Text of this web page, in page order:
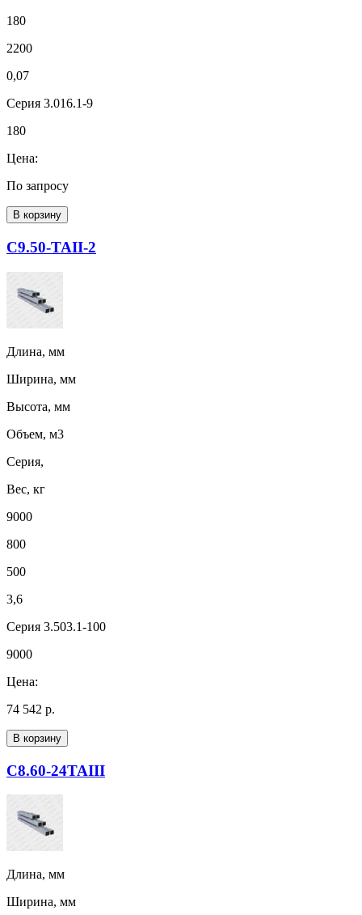
180
2200
0,07
Серия 3.016.1-9
180
Цена:
По запросу
В корзину
С9.50-ТАII-2
Длина, мм
Ширина, мм
Высота, мм
Объем, м3
Серия,
Вес, кг
9000
800
500
3,6
Серия 3.503.1-100
9000
Цена:
74 542 р.
В корзину
С8.60-24ТАIII
Длина, мм
Ширина, мм